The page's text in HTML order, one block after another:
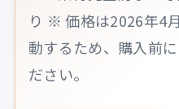
り ※ 価格は2026年4
動するため、購入前
ださい。